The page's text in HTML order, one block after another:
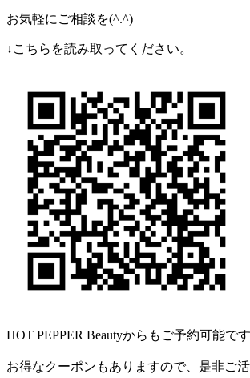
お気軽にご相談を(^.^)
↓こちらを読み取ってください。
HOT PEPPER Beautyからもご予約可能で
お得なクーポンもありますので、是非ご